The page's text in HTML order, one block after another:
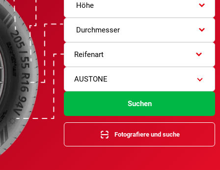
Höhe
Durchmesser
Reifenart
AUSTONE
Suchen
Fotografiere und suche